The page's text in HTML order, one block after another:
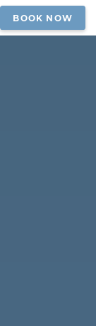
BOOK NOW